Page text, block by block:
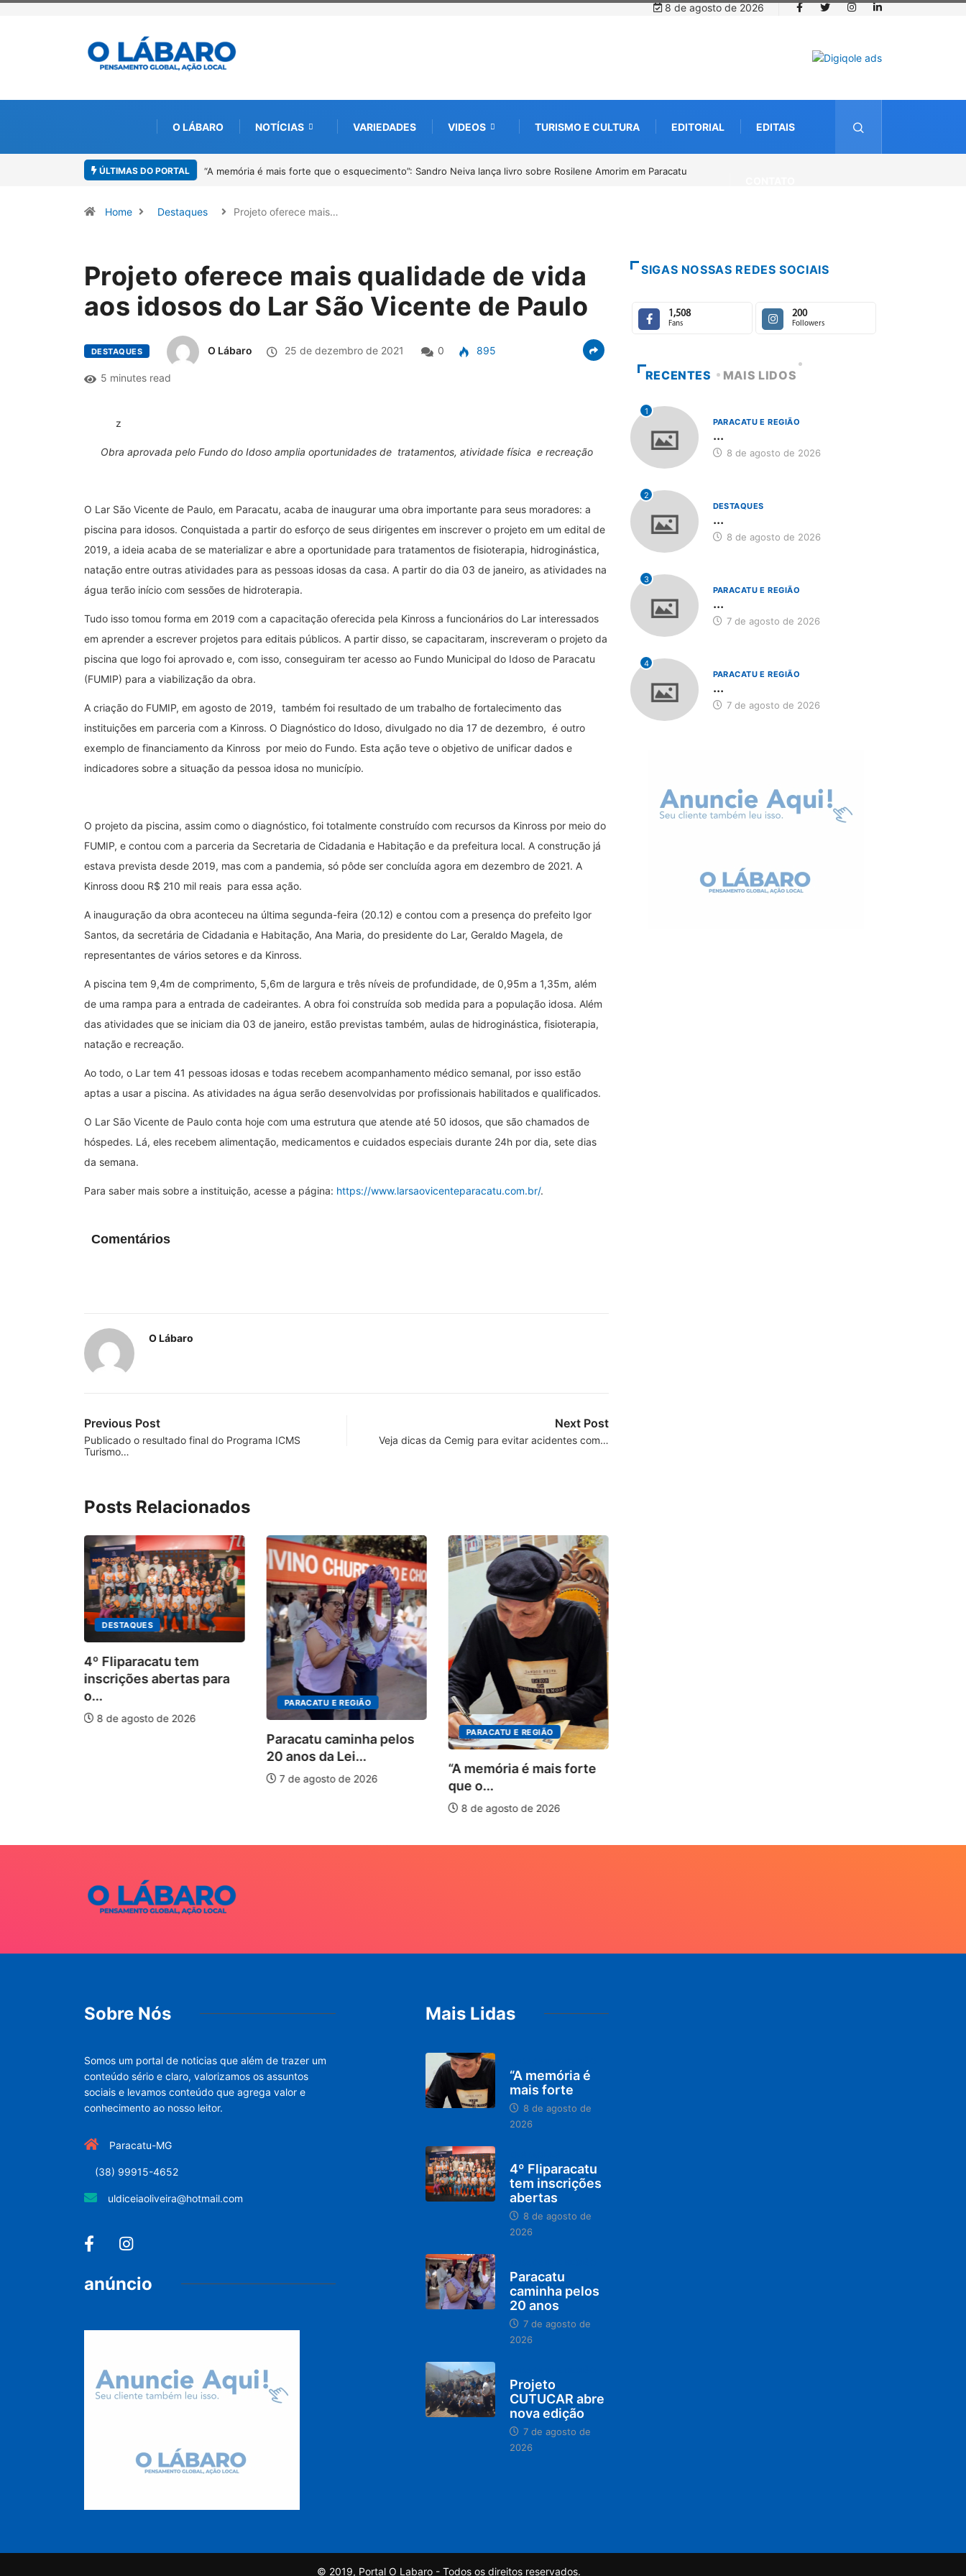
8 de agosto de 2026
O LÁBARO NOTÍCIAS VARIEDADES VIDEOS TURISMO E CULTURA EDITORIAL EDITAIS
ÚLTIMAS DO PORTAL
Sandro Neiva lança livro sobre Rosilene Amorim em Paracatu 4º Fliparacatu tem inscrições abertas para o Prêmio de Redação e Desenho até o dia 14 de agosto
Home Destaques Projeto oferece mais…
Projeto oferece mais qualidade de vida
aos idosos do Lar São Vicente de Paulo
DESTAQUES O Lábaro 25 de dezembro de 2021 0 895
5 minutes read
z
Obra aprovada pelo Fundo do Idoso amplia oportunidades de tratamentos, atividade física e recreação
O Lar São Vicente de Paulo, em Paracatu, acaba de inaugurar uma obra importante para seus moradores: a
piscina para idosos. Conquistada a partir do esforço de seus dirigentes em inscrever o projeto em um edital de
2019, a ideia acaba de se materializar e abre a oportunidade para tratamentos de fisioterapia, hidroginástica,
natação entre outras atividades para as pessoas idosas da casa. A partir do dia 03 de janeiro, as atividades na
água terão início com sessões de hidroterapia.
Tudo isso tomou forma em 2019 com a capacitação oferecida pela Kinross a funcionários do Lar interessados
em aprender a escrever projetos para editais públicos. A partir disso, se capacitaram, inscreveram o projeto da
piscina que logo foi aprovado e, com isso, conseguiram ter acesso ao Fundo Municipal do Idoso de Paracatu
(FUMIP) para a viabilização da obra.
A criação do FUMIP, em agosto de 2019, também foi resultado de um trabalho de fortalecimento das
instituições em parceria com a Kinross. O Diagnóstico do Idoso, divulgado no dia 17 de dezembro, é outro
exemplo de financiamento da Kinross por meio do Fundo. Esta ação teve o objetivo de unificar dados e
indicadores sobre a situação da pessoa idosa no município.
O projeto da piscina, assim como o diagnóstico, foi totalmente construído com recursos da Kinross por meio do
FUMIP, e contou com a parceria da Secretaria de Cidadania e Habitação e da prefeitura local. A construção já
estava prevista desde 2019, mas com a pandemia, só pôde ser concluída agora em dezembro de 2021. A
Kinross doou R$ 210 mil reais para essa ação.
A inauguração da obra aconteceu na última segunda-feira (20.12) e contou com a presença do prefeito Igor
Santos, da secretária de Cidadania e Habitação, Ana Maria, do presidente do Lar, Geraldo Magela, de
representantes de vários setores e da Kinross.
A piscina tem 9,4m de comprimento, 5,6m de largura e três níveis de profundidade, de 0,95m a 1,35m, além
de uma rampa para a entrada de cadeirantes. A obra foi construída sob medida para a população idosa. Além
das atividades que se iniciam dia 03 de janeiro, estão previstas também, aulas de hidroginástica, fisioterapia,
natação e recreação.
Ao todo, o Lar tem 41 pessoas idosas e todas recebem acompanhamento médico semanal, por isso estão
aptas a usar a piscina. As atividades na água serão desenvolvidas por profissionais habilitados e qualificados.
O Lar São Vicente de Paulo conta hoje com uma estrutura que atende até 50 idosos, que são chamados de
hóspedes. Lá, eles recebem alimentação, medicamentos e cuidados especiais durante 24h por dia, sete dias
da semana.
Para saber mais sobre a instituição, acesse a página: https://www.larsaovicenteparacatu.com.br/.
Comentários
O Lábaro
Previous Post
Publicado o resultado final do Programa ICMS
Turismo…
Next Post
Veja dicas da Cemig para evitar acidentes com…
Posts Relacionados
DESTAQUES
4º Fliparacatu tem
inscrições abertas para
o...
8 de agosto de 2026
PARACATU E REGIÃO
Paracatu caminha pelos
20 anos da Lei...
7 de agosto de 2026
PARACATU E REGIÃO
“A memória é mais forte
que o...
8 de agosto de 2026
SIGAS NOSSAS REDES SOCIAIS
1,508
Fans
200
Followers
RECENTES MAIS LIDOS
1
PARACATU E REGIÃO
...
8 de agosto de 2026
2
DESTAQUES
...
8 de agosto de 2026
3
PARACATU E REGIÃO
...
7 de agosto de 2026
4
PARACATU E REGIÃO
...
7 de agosto de 2026
Sobre Nós
Somos um portal de noticias que além de trazer um
conteúdo sério e claro, valorizamos os assuntos
sociais e levamos conteúdo que agrega valor e
conhecimento ao nosso leitor.
Paracatu-MG
(38) 99915-4652
uldiceiaoliveira@hotmail.com
anúncio
Mais Lidas
“A memória é
mais forte
8 de agosto de
2026
4º Fliparacatu
tem inscrições
abertas
8 de agosto de
2026
Paracatu
caminha pelos
20 anos
7 de agosto de
2026
Projeto
CUTUCAR abre
nova edição
7 de agosto de
2026
© 2019, Portal O Labaro - Todos os direitos reservados.